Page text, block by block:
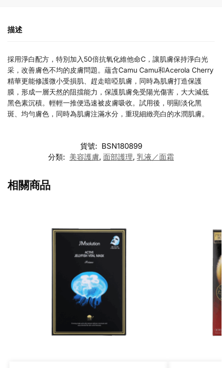
描述
採用淨白配方，特別加入50倍抗氧化維他命C，讓肌膚保持淨白光
采，改善膚色不均的皮膚問題。蘊含Camu Camu和Acerola Cherry
精華更能修護微小受損肌、趕走暗啞肌膚，同時為肌膚打造保護
膜，形成一層天然的阻擋能力，保護肌膚免受陽光傷害，大大減低
黑色素沉積。輕輕一推便迅速被皮膚吸收。試用後，明顯淡化黑
斑、均勻膚色，同時為肌膚注滿水分，重現細緻亮白的水潤肌膚。
貨號: BSN180899
分類: 美容護膚, 面部護理, 乳液／面霜
相關商品